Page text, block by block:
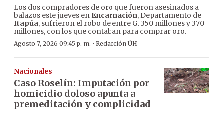
Los dos compradores de oro que fueron asesinados a
balazos este jueves en Encarnación, Departamento de
Itapúa, sufrieron el robo de entre G. 350 millones y 370
millones, con los que contaban para comprar oro.
Agosto 7, 2026 09:45 p. m. · Redacción ÚH
Nacionales
Caso Roselín: Imputación por
homicidio doloso apunta a
premeditación y complicidad